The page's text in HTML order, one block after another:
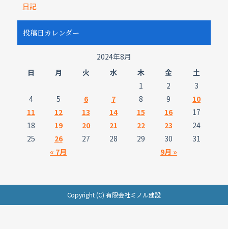
日記
投稿日カレンダー
2024年8月
日
月 火 水 木 金 土
« 7月 9月 »
1 2
3
4
5 6 7 8 9
10
11
12 13 14 15 16
17
18
19 20 21 22 23
24
25
26 27 28 29 30 31
Copyright (C) 有限会社ミノル建設